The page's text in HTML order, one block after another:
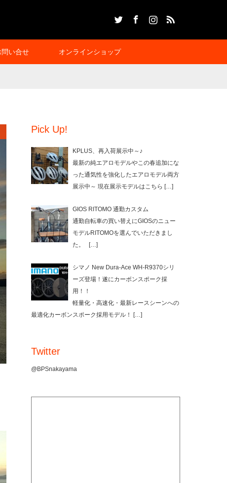
問い合せ オンラインショップ
Pick Up!
KPLUS、再入荷展示中～♪
最新の純エアロモデルやこの春追加にな
った通気性を強化したエアロモデル両方
展示中～ 現在展示モデルはこちら […]
GIOS RITOMO 通勤カスタム
通勤自転車の買い替えにGIOSのニュー
モデルRITOMOを選んでいただきまし
た。
[…]
シマノ New Dura-Ace WH-R9370シリ
ーズ登場！遂にカーボンスポーク採
用！！
軽量化・高速化・最新レースシーンへの
最適化カーボンスポーク採用モデル！
[…]
Twitter
@BPSnakayama